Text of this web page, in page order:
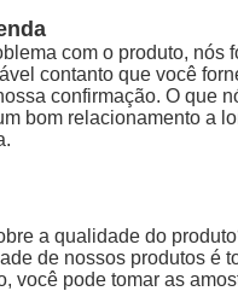
com o produto, nós
contanto que você
confirmação. O que
bom relacionamento a
a qualidade do
de nossos produtos é
você pode tomar as